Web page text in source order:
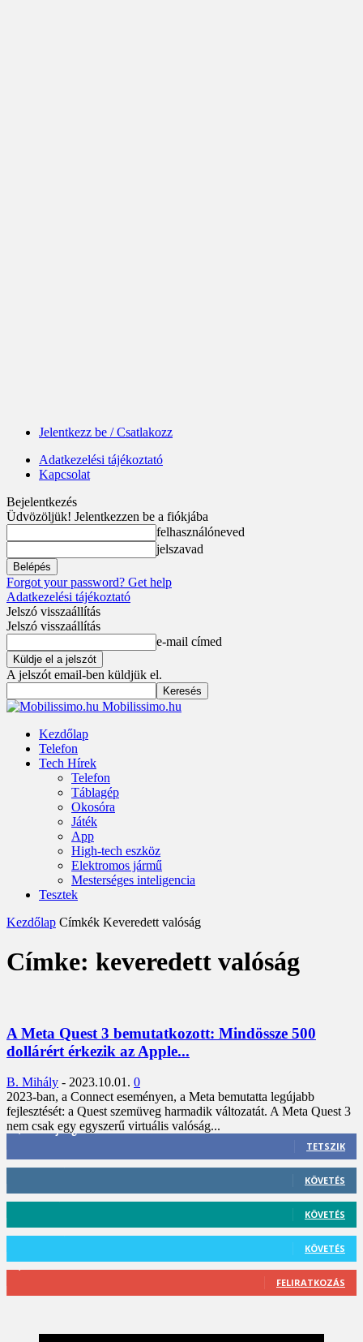
Jelentkezz be / Csatlakozz
Adatkezelési tájékoztató
Kapcsolat
Bejelentkezés
Üdvözöljük! Jelentkezzen be a fiókjába
felhasználóneved
jelszavad
Forgot your password? Get help
Adatkezelési tájékoztató
Jelszó visszaállítás
Jelszó visszaállítás
e-mail címed
A jelszót email-ben küldjük el.
Mobilissimo.hu
Kezdőlap
Telefon
Tech Hírek
Telefon
Táblagép
Okosóra
Játék
App
High-tech eszköz
Elektromos jármű
Mesterséges inteligencia
Tesztek
Kezdőlap Címkék Keveredett valóság
Címke: keveredett valóság
A Meta Quest 3 bemutatkozott: Mindössze 500
dollárért érkezik az Apple...
B. Mihály - 2023.10.01. 0
2023-ban, a Connect eseményen, a Meta bemutatta legújabb
fejlesztését: a Quest szemüveg harmadik változatát. A Meta Quest 3
nem csak egy egyszerű virtuális valóság...
3,452 Rajongók
TETSZIK
KÖVETÉS
KÖVETÉS
KÖVETÉS
FELIRATKOZÁS